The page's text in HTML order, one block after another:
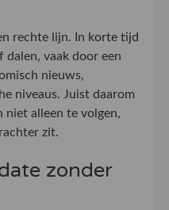
rechte lijn. In korte tijd
dalen, vaak door een
nieuws,
niveaus. Juist daarom
niet alleen te volgen,
zit.
zonder